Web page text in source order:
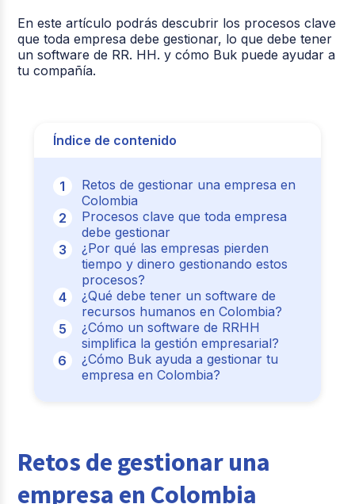
En este artículo podrás descubrir los procesos clave
que toda empresa debe gestionar, lo que debe tener
un software de RR. HH. y cómo Buk puede ayudar a
tu compañía.
Índice de contenido
Retos de gestionar una empresa en
Colombia
Procesos clave que toda empresa
debe gestionar
¿Por qué las empresas pierden
tiempo y dinero gestionando estos
procesos?
¿Qué debe tener un software de
recursos humanos en Colombia?
¿Cómo un software de RRHH
simplifica la gestión empresarial?
¿Cómo Buk ayuda a gestionar tu
empresa en Colombia?
Retos de gestionar una
empresa en Colombia